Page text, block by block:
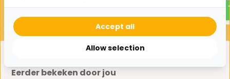
Eerder bekeken door jou
Allow selection
Accept all